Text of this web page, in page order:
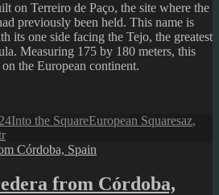
on Terreiro de Paço, the site where the
previously been held. This name is
its one side facing the Tejo, the greatest
Measuring 175 by 180 meters, this
the European continent.
Author
Into the SquareCategories
European SquaresTags
az,
from Córdoba,